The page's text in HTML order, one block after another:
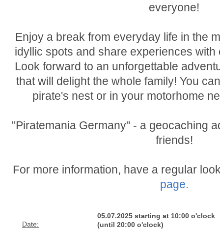
everyone!
Enjoy a break from everyday life in the
idyllic spots and share experiences
Look forward to an unforgettable
that will delight the whole family! You
pirate's nest or in your motorhome
"Piratemania Germany" - a geocaching
friends!
For more information, have a regular
page.
Date:
05.07.2025 starting at 10:00 o'clock
(until 20:00 o'clock)